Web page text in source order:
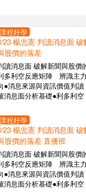
課程好學
23 楊忠憲 判讀消息面 破
股價的落差
讀消息面 破解新聞與股價
多利空反應矩陣 辨識主
●消息來源與資訊價值判讀
消息面分析基礎●利多利空
課程好學
23 楊忠憲 判讀消息面 破
股價的落差 直播班
讀消息面 破解新聞與股價
多利空反應矩陣 辨識主
●消息來源與資訊價值判讀
消息面分析基礎●利多利空